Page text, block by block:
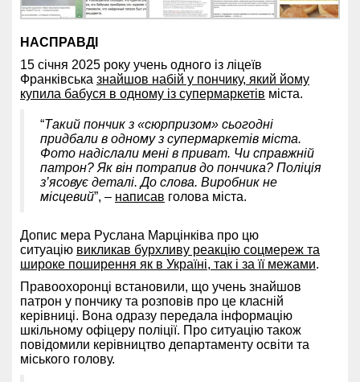
НАСПРАВДІ
15 січня 2025 року учень одного із ліцеїв
Франківська знайшов набій у пончику, який йому
купила бабуся в одному із супермаркетів міста.
“Такий пончик з «сюрпризом» сьогодні
придбали в одному з супермаркетів міста.
Фото надіслали мені в приват. Чи справжній
патрон? Як він потрапив до пончика? Поліція
з’ясовує деталі. До слова. Виробник не
місцевий”, – написав голова міста.
Допис мера Руслана Марцінківа про цю
ситуацію викликав бурхливу реакцію соцмереж та
широке поширення як в Україні, так і за її межами.
Правоохоронці встановили, що учень знайшов
патрон у пончику та розповів про це класній
керівниці. Вона одразу передала інформацію
шкільному офіцеру поліції. Про ситуацію також
повідомили керівництво департаменту освіти та
міського голову.